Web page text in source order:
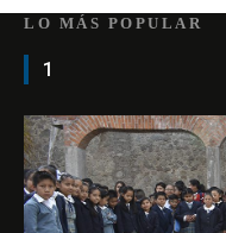
LO MÁS POPULAR
1